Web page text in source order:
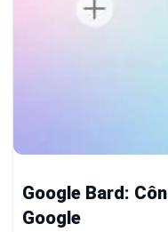
Google Bard:
Google